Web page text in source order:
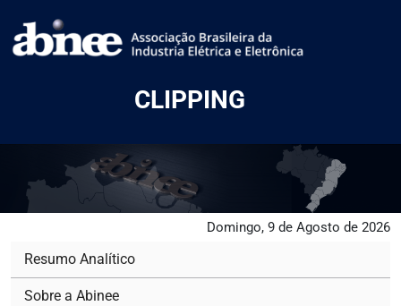
CLIPPING
Domingo, 9 de Agosto de 2026
Resumo Analítico
Sobre a Abinee